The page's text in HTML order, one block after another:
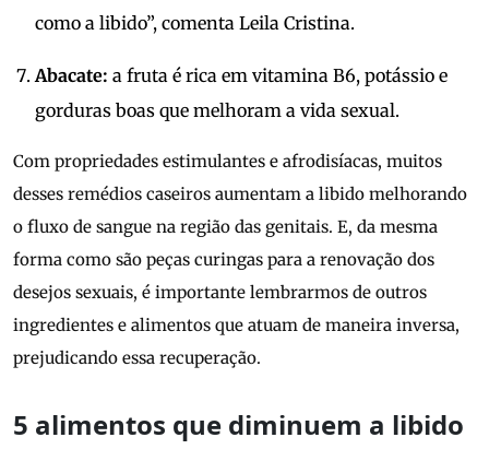
como a libido”, comenta Leila Cristina.
Abacate: a fruta é rica em vitamina B6, potássio e
gorduras boas que melhoram a vida sexual.
Com propriedades estimulantes e afrodisíacas, muitos
desses remédios caseiros aumentam a libido melhorando
o fluxo de sangue na região das genitais. E, da mesma
forma como são peças curingas para a renovação dos
desejos sexuais, é importante lembrarmos de outros
ingredientes e alimentos que atuam de maneira inversa,
prejudicando essa recuperação.
5 alimentos que diminuem a libido